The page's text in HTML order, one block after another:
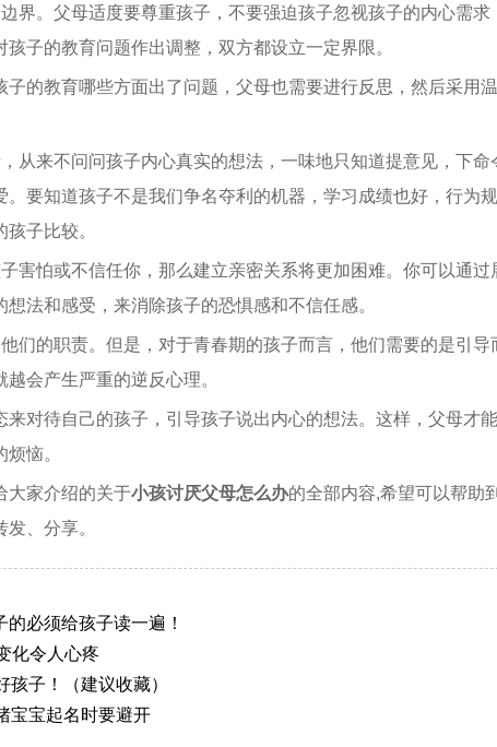
界。父母适度要尊重孩子，不要强迫孩子忽视孩子的内心需求
子的教育问题作出调整，双方都设立一定界限。
子的教育哪些方面出了问题，父母也需要进行反思，然后采用
从来不问问孩子内心真实的想法，一味地只知道提意见，下命
要知道孩子不是我们争名夺利的机器，学习成绩也好，行为
子比较。
害怕或不信任你，那么建立亲密关系将更加困难。你可以通过
法和感受，来消除孩子的恐惧感和不信任感。
们的职责。但是，对于青春期的孩子而言，他们需要的是引导
会产生严重的逆反心理。
来对待自己的孩子，引导孩子说出内心的想法。这样，父母才
恼。
大家介绍的关于小孩讨厌父母怎么办的全部内容,希望可以帮助
、分享。
必须给孩子读一遍！
化令人心疼
子！（建议收藏）
宝宝起名时要避开